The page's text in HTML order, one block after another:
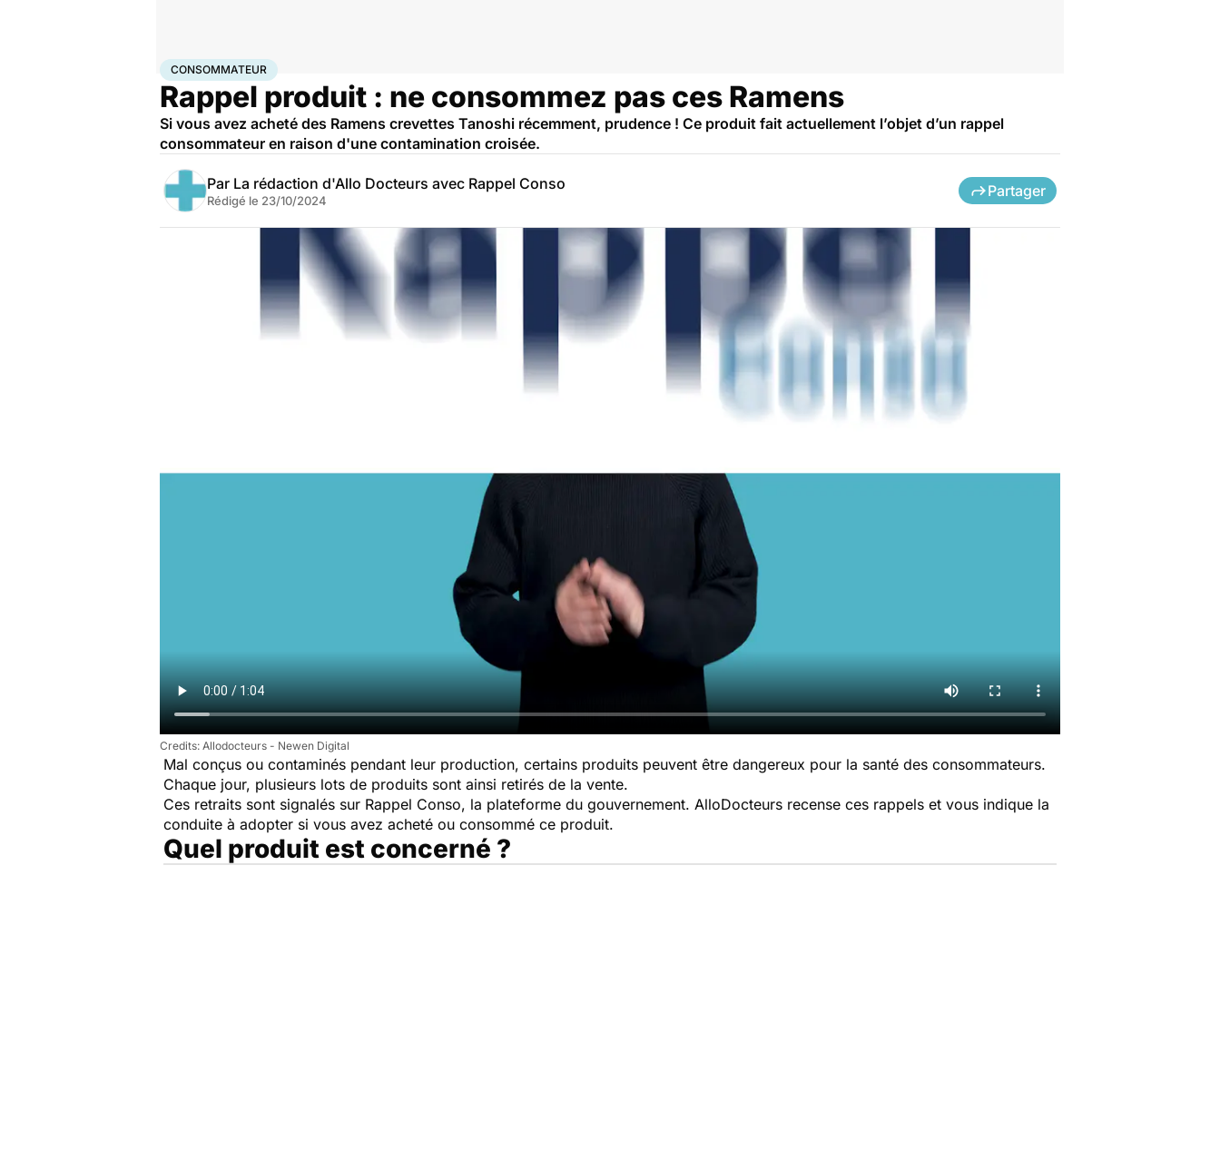
AccueilSantéConsommateur
CONSOMMATEUR
Rappel produit : ne consommez pas ces Ramens
Si vous avez acheté des Ramens crevettes Tanoshi récemment, prudence ! Ce produit fait actuellement l’objet d’un rappel
consommateur en raison d'une contamination croisée.
Par La rédaction d'Allo Docteurs avec Rappel Conso
Rédigé le 23/10/2024
Partager
Allodocteurs - Newen Digital
Mal conçus ou contaminés pendant leur production, certains produits peuvent être dangereux pour la santé des consommateurs.
Chaque jour, plusieurs lots de produits sont ainsi retirés de la vente.
Ces retraits sont signalés sur Rappel Conso, la plateforme du gouvernement. AlloDocteurs recense ces rappels et vous indique la
conduite à adopter si vous avez acheté ou consommé ce produit.
Quel produit est concerné ?